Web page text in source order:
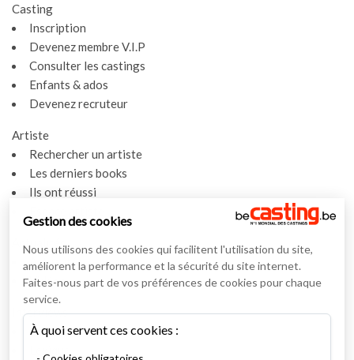
Casting
Inscription
Devenez membre V.I.P
Consulter les castings
Enfants & ados
Devenez recruteur
Artiste
Rechercher un artiste
Les derniers books
Ils ont réussi
Actualités
Actualités
Vidéos
Interviews
Nos interviews
Gestion des cookies
Nous utilisons des cookies qui facilitent l'utilisation du site,
améliorent la performance et la sécurité du site internet.
Faites-nous part de vos préférences de cookies pour chaque
service.
À quoi servent ces cookies :